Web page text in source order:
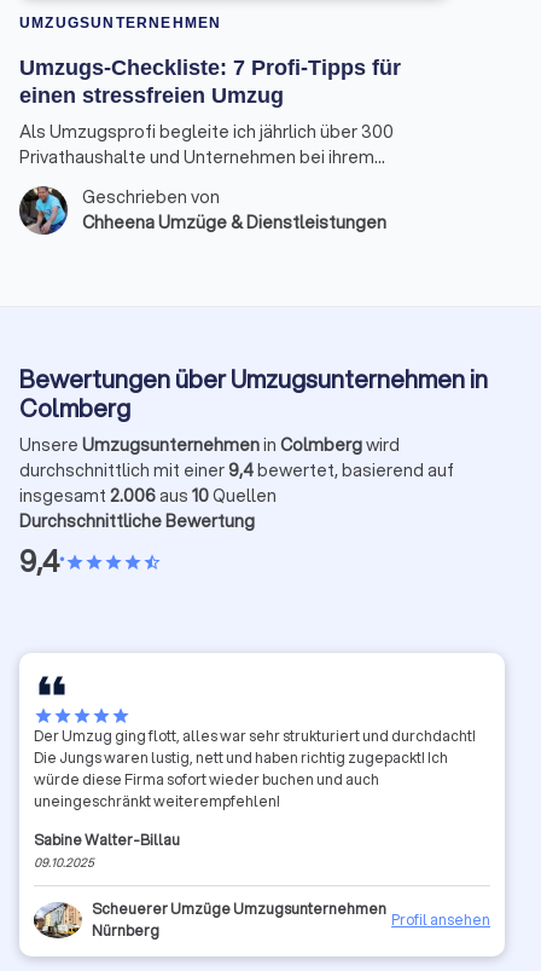
UMZUGSUNTERNEHMEN
Umzugs-Checkliste: 7 Profi-Tipps für
einen stressfreien Umzug
Als Umzugsprofi begleite ich jährlich über 300
Privathaushalte und Unternehmen bei ihrem
Ortswechsel. Die gute Nachricht: Mit der richtigen
Umzugsplanung kann der Tag nahezu reibungslos
und entspannt ablaufen.
Geschrieben von
Chheena Umzüge & Dienstleistungen
Bewertungen über Umzugsunternehmen in
Colmberg
Unsere Umzugsunternehmenin Colmbergwird
durchschnittlich mit einer9,4bewertet, basierend auf
insgesamt 2.006aus 10Quellen
Durchschnittliche Bewertung
9,4•starstarstarstarstar_half
starstarstarstarstar
Der Umzug ging flott, alles war sehr strukturiert und durchdacht!
Die Jungs waren lustig, nett und haben richtig zugepackt! Ich
würde diese Firma sofort wieder buchen und auch
uneingeschränkt weiterempfehlen!
Sabine Walter-Billau
09.10.2025
Scheuerer Umzüge Umzugsunternehmen
Nürnberg
Profil ansehen